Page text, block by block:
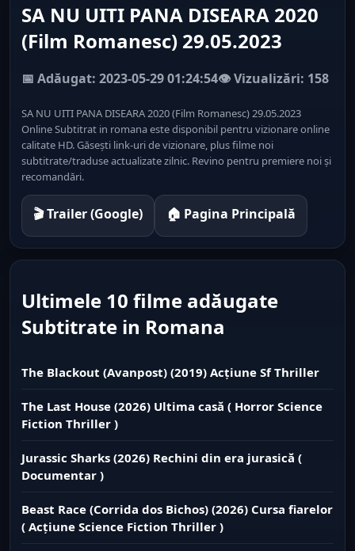
SA NU UITI PANA DISEARA 2020
(Film Romanesc) 29.05.2023
📅 Adăugat: 2023-05-29 01:24:54👁️ Vizualizări: 158
SA NU UITI PANA DISEARA 2020 (Film Romanesc) 29.05.2023
Online Subtitrat in romana este disponibil pentru vizionare online
calitate HD. Găsești link-uri de vizionare, plus filme noi
subtitrate/traduse actualizate zilnic. Revino pentru premiere noi și
recomandări.
🎬 Trailer (Google) 🏠 Pagina Principală
Ultimele 10 filme adăugate
Subtitrate in Romana
The Blackout (Avanpost) (2019) Acțiune Sf Thriller
The Last House (2026) Ultima casă ( Horror Science
Fiction Thriller )
Jurassic Sharks (2026) Rechini din era jurasică (
Documentar )
Beast Race (Corrida dos Bichos) (2026) Cursa fiarelor
( Acțiune Science Fiction Thriller )